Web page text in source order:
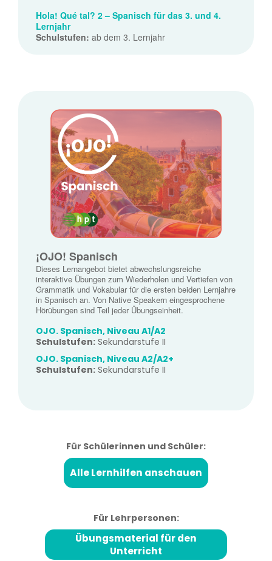
Hola! Qué tal? 2 – Spanisch für das 3. und 4.
Lernjahr
Schulstufen: ab dem 3. Lernjahr
¡OJO! Spanisch
Dieses Lernangebot bietet abwechslungsreiche
interaktive Übungen zum Wiederholen und Vertiefen von
Grammatik und Vokabular für die ersten beiden Lernjahre
in Spanisch an. Von Native Speakern eingesprochene
Hörübungen sind Teil jeder Übungseinheit.
OJO. Spanisch, Niveau A1/A2
Schulstufen: Sekundarstufe II
OJO. Spanisch, Niveau A2/A2+
Schulstufen: Sekundarstufe II
Für Schülerinnen und Schüler:
Alle Lernhilfen anschauen
Für Lehrpersonen:
Übungsmaterial für den
Unterricht